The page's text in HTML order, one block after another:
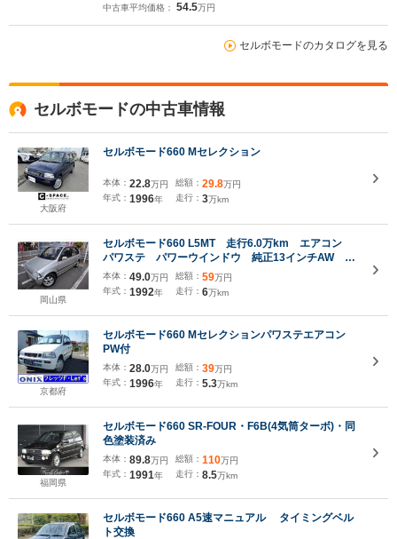
中古車平均価格： 54.5万円
セルボモードのカタログを見る
セルボモードの中古車情報
大阪府
セルボモード660 Mセレクション
本体： 22.8万円
年式： 1996年
総額： 29.8万円
走行： 3万km
岡山県
セルボモード660 L5MT 走行6.0万km エアコン
パワステ パワーウインドウ 純正13インチAW タ
イミングベルト1度交換済み ユーザー買取車
本体： 49.0万円
年式： 1992年
総額： 59万円
走行： 6万km
京都府
セルボモード660 Mセレクションパワステエアコン
PW付
本体： 28.0万円
年式： 1996年
総額： 39万円
走行： 5.3万km
福岡県
セルボモード660 SR-FOUR・F6B(4気筒ターボ)・同
色塗装済み
本体： 89.8万円
年式： 1991年
総額： 110万円
走行： 8.5万km
セルボモード660 A5速マニュアル タイミングベル
ト交換